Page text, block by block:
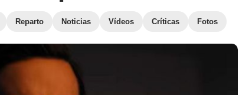
Reparto Noticias Vídeos Críticas Fotos